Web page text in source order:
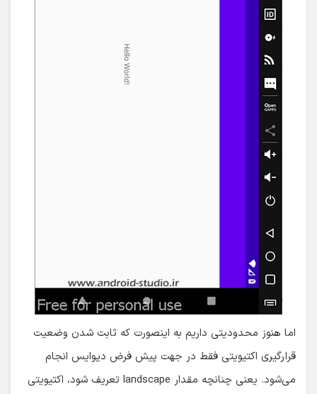
اما هنوز محدودیتی داریم به اینصورت که ثابت شدن وضعیت
قرارگیری اکتیویتی فقط در جهت پیش فرض دیوایس انجام
می‌شود. یعنی چنانچه مقدار landscape تعریف شود، اکتیویتی